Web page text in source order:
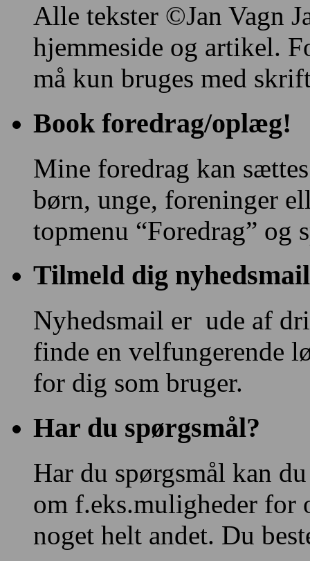
Alle tekster ©Jan Vagn
hjemmeside og artikel.
må kun bruges med
Book foredrag/oplæg!
Mine foredrag kan
børn, unge, foreninger
topmenu “Foredrag” og
Tilmeld dig nyhedsmail
Nyhedsmail er ude af
finde en velfungerende
for dig som bruger.
Har du spørgsmål?
Har du spørgsmål kan
om f.eks.muligheder
noget helt andet. Du